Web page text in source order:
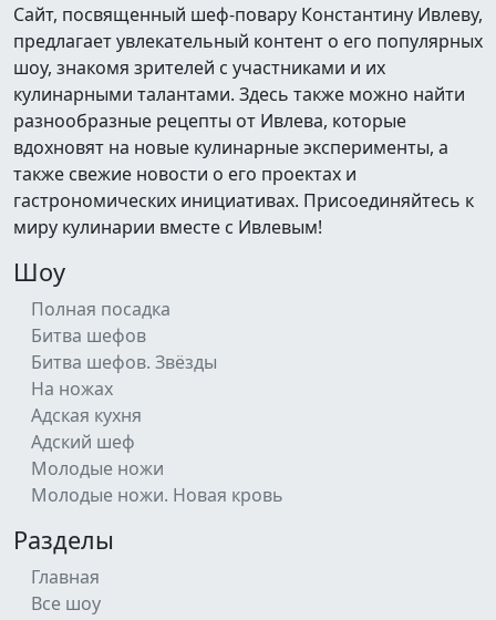
Сайт, посвященный шеф-повару Константину Ивлеву,
предлагает увлекательный контент о его популярных
шоу, знакомя зрителей с участниками и их
кулинарными талантами. Здесь также можно найти
разнообразные рецепты от Ивлева, которые
вдохновят на новые кулинарные эксперименты, а
также свежие новости о его проектах и
гастрономических инициативах. Присоединяйтесь к
миру кулинарии вместе с Ивлевым!
Шоу
Полная посадка
Битва шефов
Битва шефов. Звёзды
На ножах
Адская кухня
Адский шеф
Молодые ножи
Молодые ножи. Новая кровь
Разделы
Главная
Все шоу